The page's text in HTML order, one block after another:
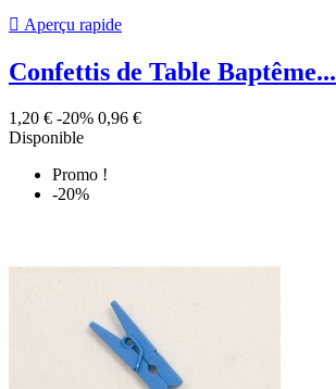
 Aperçu rapide
Confettis de Table Baptême...
1,20 € -20% 0,96 €
Disponible
Promo !
-20%